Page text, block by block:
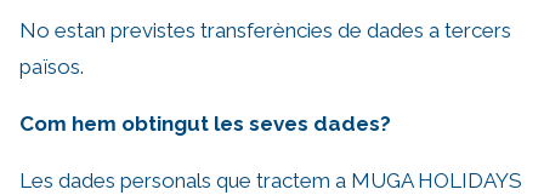
No estan previstes transferències de dades a tercers
països.
Com hem obtingut les seves dades?
Les dades personals que tractem a MUGA HOLIDAYS